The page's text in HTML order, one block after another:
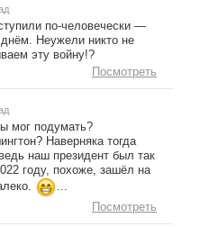
по-человечески —
Неужели никто не
эту войну!?
Посмотреть
мог подумать?
Наверняка тогда
наш президент был так
году, похоже, зашёл на
...
Посмотреть